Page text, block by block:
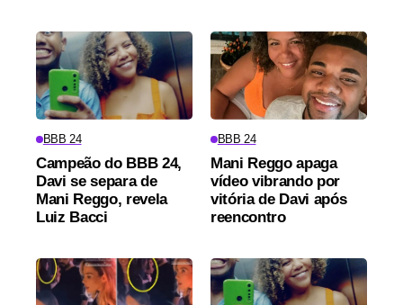
BBB 24
Campeão do BBB 24,
Davi se separa de
Mani Reggo, revela
Luiz Bacci
BBB 24
Mani Reggo apaga
vídeo vibrando por
vitória de Davi após
reencontro